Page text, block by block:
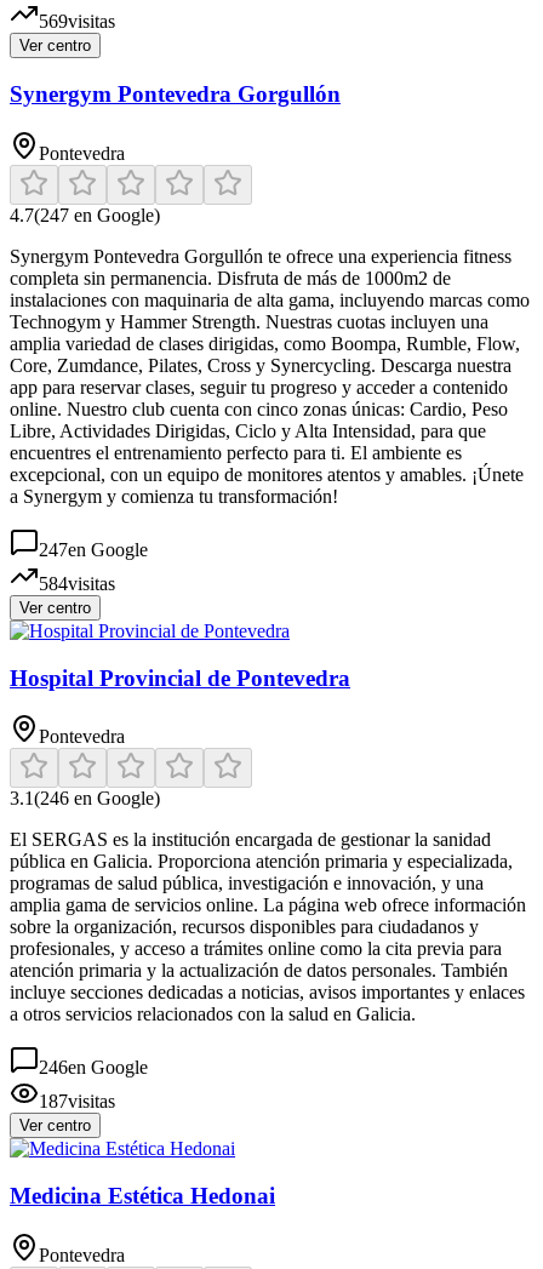
569visitas
Ver centro
Synergym Pontevedra Gorgullón
Pontevedra
4.7(247 en Google)
Synergym Pontevedra Gorgullón te ofrece una experiencia fitness
completa sin permanencia. Disfruta de más de 1000m2 de
instalaciones con maquinaria de alta gama, incluyendo marcas como
Technogym y Hammer Strength. Nuestras cuotas incluyen una
amplia variedad de clases dirigidas, como Boompa, Rumble, Flow,
Core, Zumdance, Pilates, Cross y Synercycling. Descarga nuestra
app para reservar clases, seguir tu progreso y acceder a contenido
online. Nuestro club cuenta con cinco zonas únicas: Cardio, Peso
Libre, Actividades Dirigidas, Ciclo y Alta Intensidad, para que
encuentres el entrenamiento perfecto para ti. El ambiente es
excepcional, con un equipo de monitores atentos y amables. ¡Únete
a Synergym y comienza tu transformación!
247en Google
584visitas
Ver centro
Hospital Provincial de Pontevedra
Pontevedra
3.1(246 en Google)
El SERGAS es la institución encargada de gestionar la sanidad
pública en Galicia. Proporciona atención primaria y especializada,
programas de salud pública, investigación e innovación, y una
amplia gama de servicios online. La página web ofrece información
sobre la organización, recursos disponibles para ciudadanos y
profesionales, y acceso a trámites online como la cita previa para
atención primaria y la actualización de datos personales. También
incluye secciones dedicadas a noticias, avisos importantes y enlaces
a otros servicios relacionados con la salud en Galicia.
246en Google
187visitas
Ver centro
Medicina Estética Hedonai
Pontevedra